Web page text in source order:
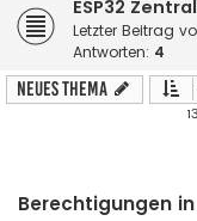
ESP32
Letzter Beitrag
Antworten: 4
Neues Thema
Berechtigungen